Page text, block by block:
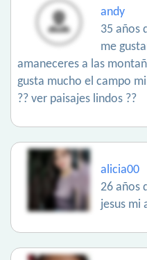
andy
35 años
me
amaneceres a las
gusta mucho el campo
?? ver paisajes lindos ??
alicia00
26 años
jesus mi